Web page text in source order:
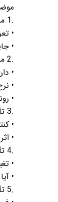
1.
•
•
2.
•
•
•
3.
•
•
4.
•
•
5.